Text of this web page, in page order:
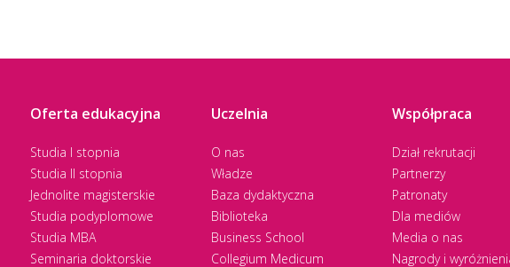
Oferta edukacyjna
Studia I stopnia
Studia II stopnia
Jednolite magisterskie
Studia podyplomowe
Studia MBA
Seminaria doktorskie
Uczelnia
O nas
Władze
Baza dydaktyczna
Biblioteka
Business School
Collegium Medicum
Współpraca
Dział rekrutacji
Partnerzy
Patronaty
Dla mediów
Media o nas
Nagrody i